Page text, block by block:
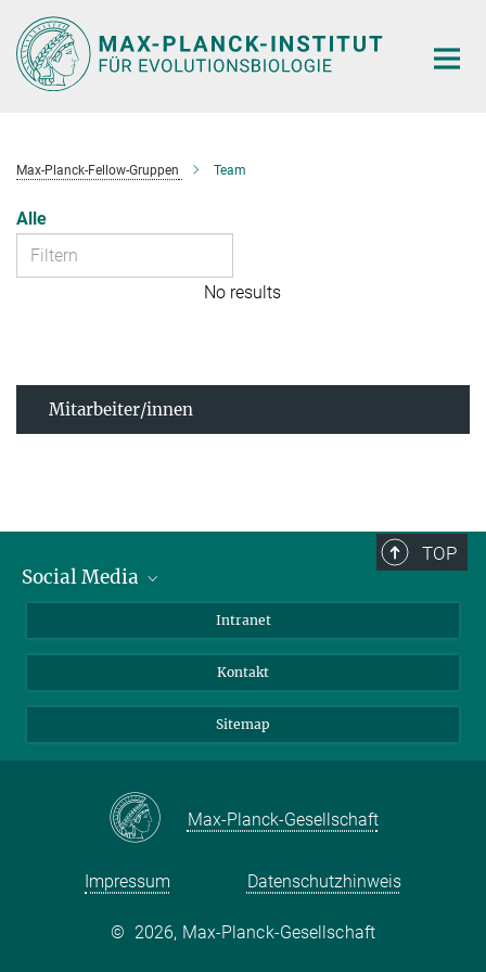
Hauptinhalt
Max-Planck-Fellow-Gruppen Team
Alle
No results
Mitarbeiter/innen
TOP
Social Media
LinkedIn
Intranet
Kontakt
Sitemap
Max-Planck-Gesellschaft
Impressum Datenschutzhinweis
© 2026, Max-Planck-Gesellschaft